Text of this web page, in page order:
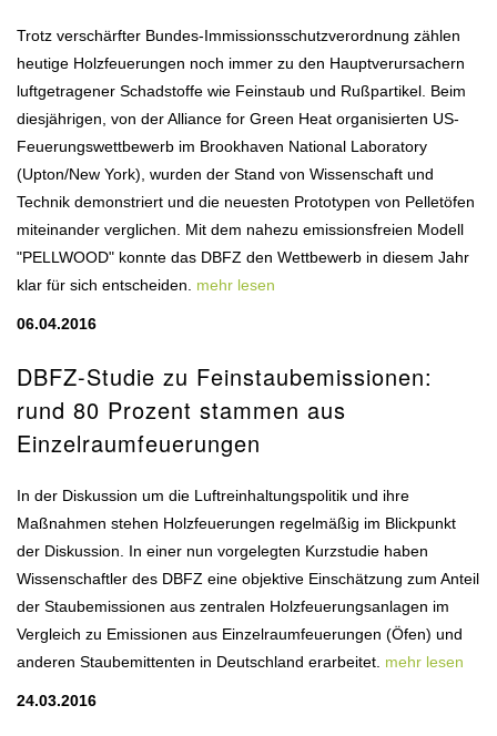
Trotz verschärfter Bundes-Immissionsschutzverordnung zählen
heutige Holzfeuerungen noch immer zu den Hauptverursachern
luftgetragener Schadstoffe wie Feinstaub und Rußpartikel. Beim
diesjährigen, von der Alliance for Green Heat organisierten US-
Feuerungswettbewerb im Brookhaven National Laboratory
(Upton/New York), wurden der Stand von Wissenschaft und
Technik demonstriert und die neuesten Prototypen von Pelletöfen
miteinander verglichen. Mit dem nahezu emissionsfreien Modell
"PELLWOOD" konnte das DBFZ den Wettbewerb in diesem Jahr
klar für sich entscheiden. mehr lesen
06.04.2016
DBFZ-Studie zu Feinstaubemissionen:
rund 80 Prozent stammen aus
Einzelraumfeuerungen
In der Diskussion um die Luftreinhaltungspolitik und ihre
Maßnahmen stehen Holzfeuerungen regelmäßig im Blickpunkt
der Diskussion. In einer nun vorgelegten Kurzstudie haben
Wissenschaftler des DBFZ eine objektive Einschätzung zum Anteil
der Staubemissionen aus zentralen Holzfeuerungsanlagen im
Vergleich zu Emissionen aus Einzelraumfeuerungen (Öfen) und
anderen Staubemittenten in Deutschland erarbeitet. mehr lesen
24.03.2016